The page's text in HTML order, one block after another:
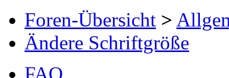
Foren-Übersicht >
Ändere Schriftgröße
FAQ